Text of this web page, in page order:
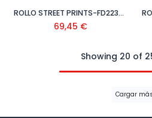
ROLLO STREET PRINTS-FD22305
69,45 €
Showing 20 of
Cargar más